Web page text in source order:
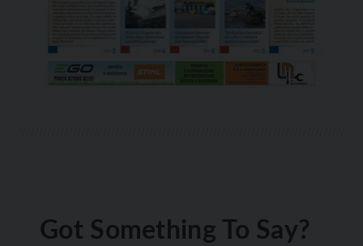
Got Something To Say?